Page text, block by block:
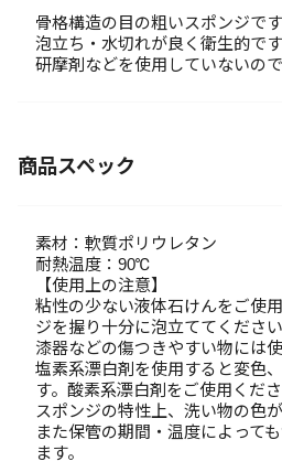
骨格構造の目の粗いスポンジです
泡立ち・水切れが良く衛生的です
研摩剤などを使用していないの
商品スペック
素材：軟質ポリウレタン
耐熱温度：90℃
【使用上の注意】
粘性の少ない液体石けんをご使
ジを握り十分に泡立ててください
漆器などの傷つきやすい物には
塩素系漂白剤を使用すると変色
す。酸素系漂白剤をご使用くださ
スポンジの特性上、洗い物の色
また保管の期間・温度によって
ます。